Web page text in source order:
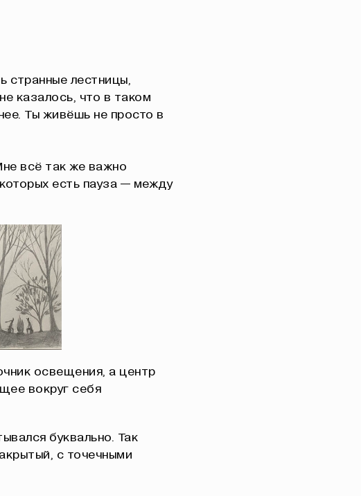
странные лестницы,
казалось, что в таком
Ты живёшь не просто в
всё так же важно
есть пауза — между
освещения, а центр
вокруг себя
буквально. Так
с точечными